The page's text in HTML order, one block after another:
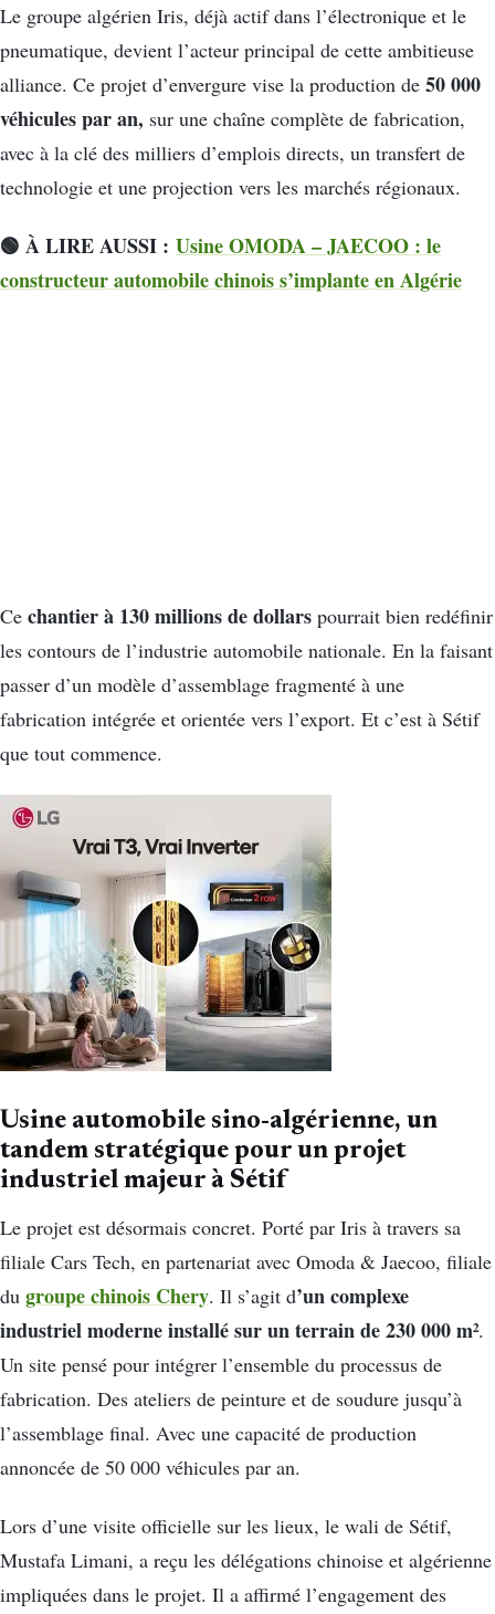
Le groupe algérien Iris, déjà actif dans l’électronique et le
pneumatique, devient l’acteur principal de cette ambitieuse
alliance. Ce projet d’envergure vise la production de 50 000
véhicules par an, sur une chaîne complète de fabrication,
avec à la clé des milliers d’emplois directs, un transfert de
technologie et une projection vers les marchés régionaux.
🟢 À LIRE AUSSI : Usine OMODA – JAECOO : le
constructeur automobile chinois s’implante en Algérie
Ce chantier à 130 millions de dollars pourrait bien redéfinir
les contours de l’industrie automobile nationale. En la faisant
passer d’un modèle d’assemblage fragmenté à une
fabrication intégrée et orientée vers l’export. Et c’est à Sétif
que tout commence.
Usine automobile sino-algérienne, un
tandem stratégique pour un projet
industriel majeur à Sétif
Le projet est désormais concret. Porté par Iris à travers sa
filiale Cars Tech, en partenariat avec Omoda & Jaecoo, filiale
du groupe chinois Chery. Il s’agit d’un complexe
industriel moderne installé sur un terrain de 230 000 m².
Un site pensé pour intégrer l’ensemble du processus de
fabrication. Des ateliers de peinture et de soudure jusqu’à
l’assemblage final. Avec une capacité de production
annoncée de 50 000 véhicules par an.
Lors d’une visite officielle sur les lieux, le wali de Sétif,
Mustafa Limani, a reçu les délégations chinoise et algérienne
impliquées dans le projet. Il a affirmé l’engagement des